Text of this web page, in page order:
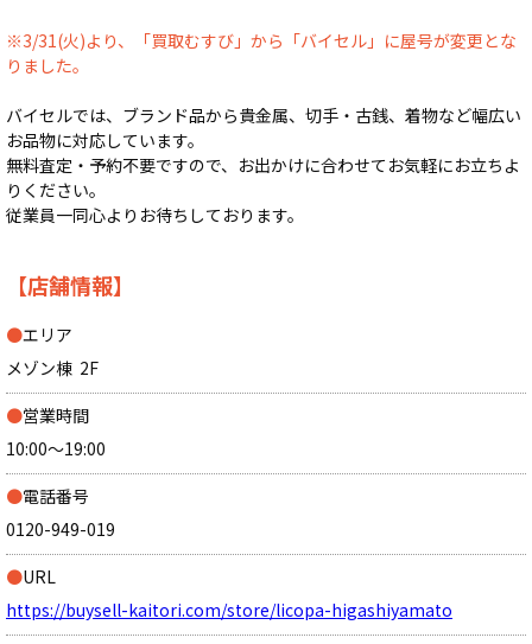
※3/31(火)より、「買取むすび」から「バイセル」に屋号が変更とな
りました。
バイセルでは、ブランド品から貴金属、切手・古銭、着物など幅広い
お品物に対応しています。
無料査定・予約不要ですので、お出かけに合わせてお気軽にお立ちよ
りください。
従業員一同心よりお待ちしております。
【店舗情報】
●エリア
メゾン棟 2F
●営業時間
10:00〜19:00
●電話番号
0120-949-019
●URL
https://buysell-kaitori.com/store/licopa-higashiyamato